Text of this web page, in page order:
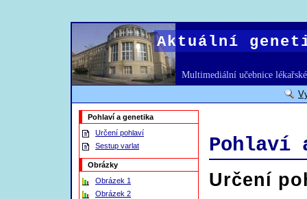
Aktuální
Multimediální učebnice
Pohlaví a genetika
Určení pohlaví
Sestup varlat
Obrázky
Obrázek 1
Obrázek 2
Pohlaví
Určení